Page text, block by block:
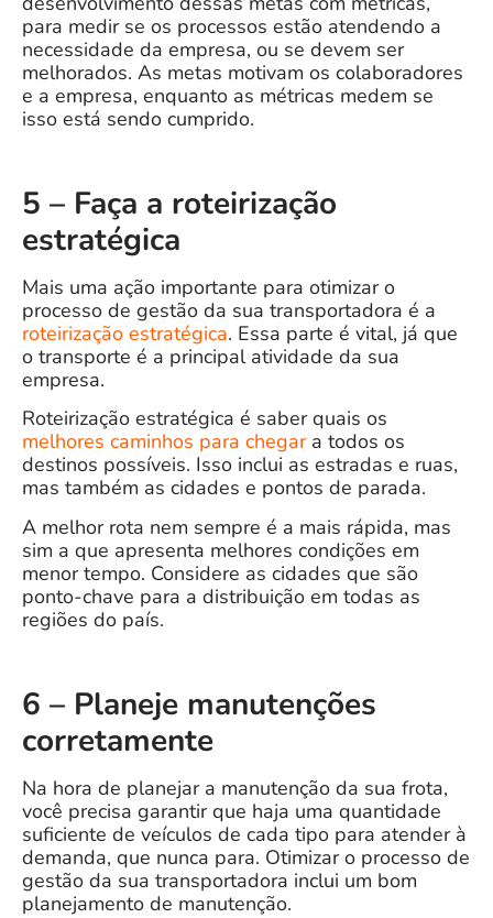
para medir se os processos estão atendendo a
necessidade da empresa, ou se devem ser
melhorados. As metas motivam os colaboradores
e a empresa, enquanto as métricas medem se
isso está sendo cumprido.
5 – Faça a roteirização
estratégica
Mais uma ação importante para otimizar o
processo de gestão da sua transportadora é a
roteirização estratégica. Essa parte é vital, já que
o transporte é a principal atividade da sua
empresa.
Roteirização estratégica é saber quais os
melhores caminhos para chegara todos os
destinos possíveis. Isso inclui as estradas e ruas,
mas também as cidades e pontos de parada.
A melhor rota nem sempre é a mais rápida, mas
sim a que apresenta melhores condições em
menor tempo. Considere as cidades que são
ponto-chave para a distribuição em todas as
regiões do país.
6 – Planeje manutenções
corretamente
Na hora de planejar a manutenção da sua frota,
você precisa garantir que haja uma quantidade
suficiente de veículos de cada tipo para atender à
demanda, que nunca para. Otimizar o processo de
gestão da sua transportadora inclui um bom
planejamento de manutenção.